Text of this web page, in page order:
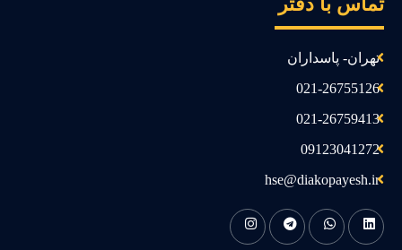
تهران- پاسداران
021-26755126
021-26759413
09123041272
hse@diakopayesh.ir